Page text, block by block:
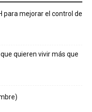
para mejorar el control de
quieren vivir más que